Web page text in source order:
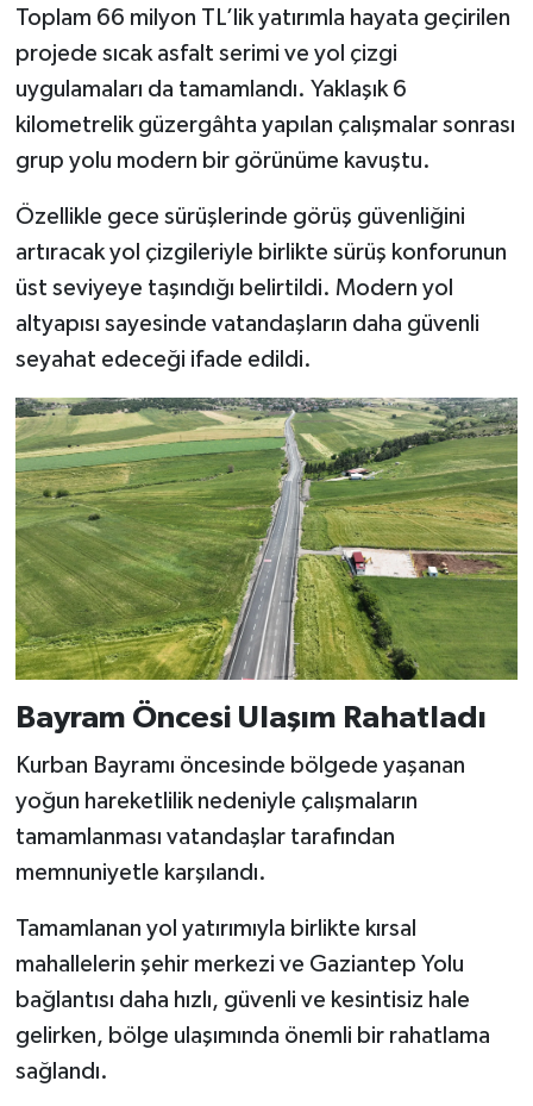
Toplam 66 milyon TL’lik yatırımla hayata geçirilen
projede sıcak asfalt serimi ve yol çizgi
uygulamaları da tamamlandı. Yaklaşık 6
kilometrelik güzergâhta yapılan çalışmalar sonrası
grup yolu modern bir görünüme kavuştu.
Özellikle gece sürüşlerinde görüş güvenliğini
artıracak yol çizgileriyle birlikte sürüş konforunun
üst seviyeye taşındığı belirtildi. Modern yol
altyapısı sayesinde vatandaşların daha güvenli
seyahat edeceği ifade edildi.
Bayram Öncesi Ulaşım Rahatladı
Kurban Bayramı öncesinde bölgede yaşanan
yoğun hareketlilik nedeniyle çalışmaların
tamamlanması vatandaşlar tarafından
memnuniyetle karşılandı.
Tamamlanan yol yatırımıyla birlikte kırsal
mahallelerin şehir merkezi ve Gaziantep Yolu
bağlantısı daha hızlı, güvenli ve kesintisiz hale
gelirken, bölge ulaşımında önemli bir rahatlama
sağlandı.